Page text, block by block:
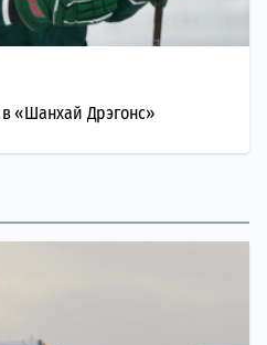
«Шанхай Дрэгонс»